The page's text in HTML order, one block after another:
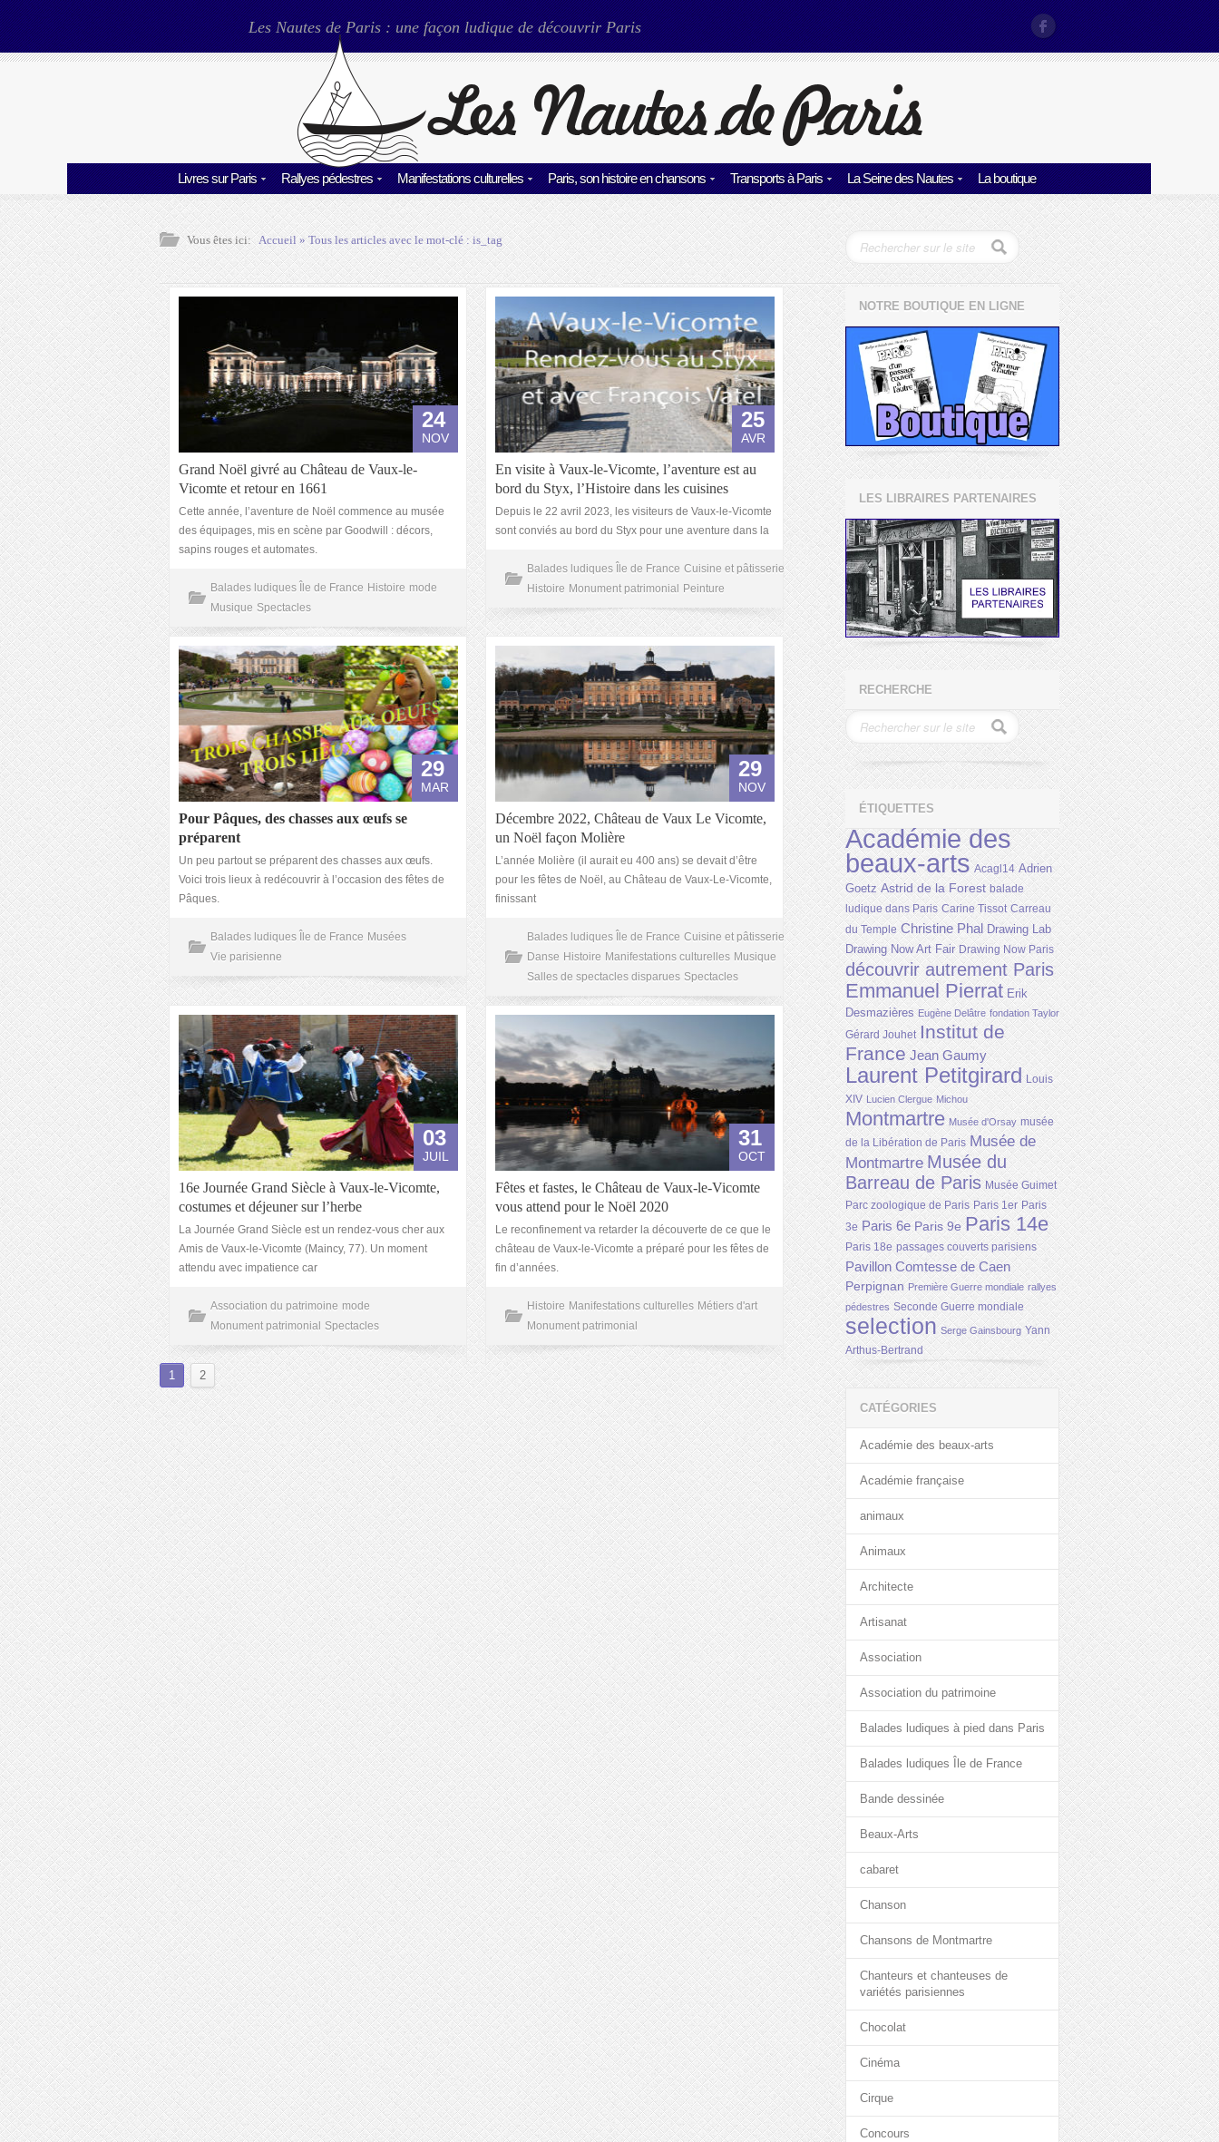
Les Nautes de Paris : une façon ludique de découvrir Paris
Livres sur Paris Rallyes pédestres Manifestations culturelles Paris, son histoire en chansons Transports à Paris La Seine des Nautes La boutique
Vous êtes ici: Accueil» Tous les articles avec le mot-clé :is_tag
24
NOV
Grand Noël givré au Château de Vaux-le-
Vicomte et retour en 1661
Cette année, l’aventure de Noël commence au musée
des équipages, mis en scène par Goodwill : décors,
sapins rouges et automates.
Balades ludiques Île de France Histoire mode
Musique Spectacles
25
AVR
En visite à Vaux-le-Vicomte, l’aventure est au
bord du Styx, l’Histoire dans les cuisines
Depuis le 22 avril 2023, les visiteurs de Vaux-le-Vicomte
sont conviés au bord du Styx pour une aventure dans la
Balades ludiques Île de France Cuisine et pâtisserie
Histoire Monument patrimonial Peinture
29
MAR
Pour Pâques, des chasses aux œufs se
préparent
Un peu partout se préparent des chasses aux œufs.
Voici trois lieux à redécouvrir à l’occasion des fêtes de
Pâques.
Balades ludiques Île de France Musées
Vie parisienne
29
NOV
Décembre 2022, Château de Vaux Le Vicomte,
un Noël façon Molière
L’année Molière (il aurait eu 400 ans) se devait d’être
pour les fêtes de Noël, au Château de Vaux-Le-Vicomte,
finissant
Balades ludiques Île de France Cuisine et pâtisserie
Danse Histoire Manifestations culturelles Musique
Salles de spectacles disparues Spectacles
03
JUIL
16e Journée Grand Siècle à Vaux-le-Vicomte,
costumes et déjeuner sur l’herbe
La Journée Grand Siècle est un rendez-vous cher aux
Amis de Vaux-le-Vicomte (Maincy, 77). Un moment
attendu avec impatience car
Association du patrimoine mode
Monument patrimonial Spectacles
31
OCT
Fêtes et fastes, le Château de Vaux-le-Vicomte
vous attend pour le Noël 2020
Le reconfinement va retarder la découverte de ce que le
château de Vaux-le-Vicomte a préparé pour les fêtes de
fin d’années.
Histoire Manifestations culturelles Métiers d'art
Monument patrimonial
1 2
NOTRE BOUTIQUE EN LIGNE
LES LIBRAIRES PARTENAIRES
RECHERCHE
ÉTIQUETTES
Académie des
beaux-arts Acagl14 Adrien
Goetz Astrid de la Forest balade
ludique dans Paris Carine Tissot Carreau
du Temple Christine Phal Drawing Lab
Drawing Now Art Fair Drawing Now Paris
découvrir autrement Paris
Emmanuel Pierrat Erik
Desmazières Eugène Delâtre fondation Taylor
Gérard Jouhet Institut de
France Jean Gaumy
Laurent Petitgirard Louis
XIV Lucien Clergue Michou
Montmartre Musée d'Orsay musée
de la Libération de Paris Musée de
Montmartre Musée du
Barreau de Paris Musée Guimet
Parc zoologique de Paris Paris 1er Paris
3e Paris 6e Paris 9e Paris 14e
Paris 18e passages couverts parisiens
Pavillon Comtesse de Caen
Perpignan Première Guerre mondiale rallyes
pédestres Seconde Guerre mondiale
selection Serge Gainsbourg Yann
Arthus-Bertrand
CATÉGORIES
Académie des beaux-arts
Académie française
animaux
Animaux
Architecte
Artisanat
Association
Association du patrimoine
Balades ludiques à pied dans Paris
Balades ludiques Île de France
Bande dessinée
Beaux-Arts
cabaret
Chanson
Chansons de Montmartre
Chanteurs et chanteuses de
variétés parisiennes
Chocolat
Cinéma
Cirque
Concours